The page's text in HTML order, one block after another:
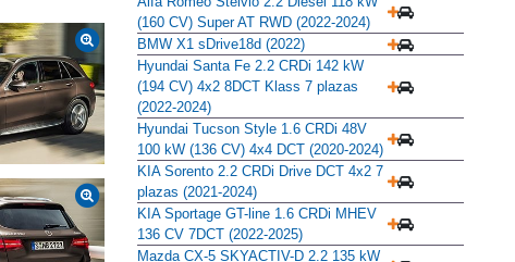
(160 CV) Super AT RWD (2022-2024)
BMW X1 sDrive18d (2022)
Hyundai Santa Fe 2.2 CRDi 142 kW
(194 CV) 4x2 8DCT Klass 7 plazas
(2022-2024)
Hyundai Tucson Style 1.6 CRDi 48V
100 kW (136 CV) 4x4 DCT (2020-2024)
KIA Sorento 2.2 CRDi Drive DCT 4x2 7
plazas (2021-2024)
KIA Sportage GT-line 1.6 CRDi MHEV
136 CV 7DCT (2022-2025)
Mazda CX-5 SKYACTIV-D 2.2 135 kW